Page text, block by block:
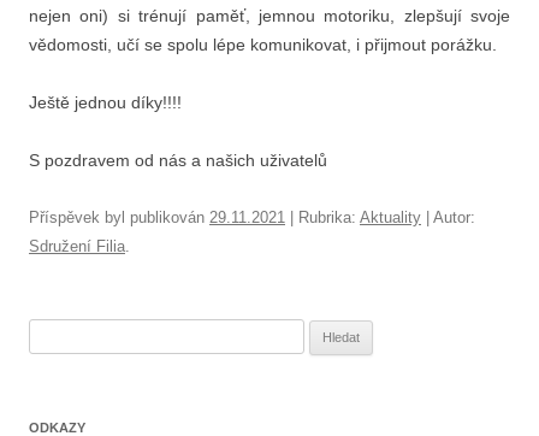
nejen oni) si trénují paměť, jemnou motoriku, zlepšují svoje
vědomosti, učí se spolu lépe komunikovat, i přijmout porážku.
Ještě jednou díky!!!!
S pozdravem od nás a našich uživatelů
Příspěvek byl publikován 29.11.2021 | Rubrika: Aktuality | Autor:
Sdružení Filia
ODKAZY